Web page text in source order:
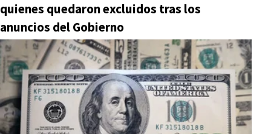
quienes quedaron excluidos tras los
anuncios del Gobierno